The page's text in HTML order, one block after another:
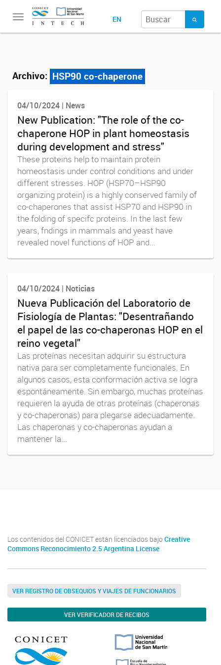
Toggle
EN
Archivo: HSP90 co-chaperone
04/10/2024 | News
New Publication: "The role of the co-
chaperone HOP in plant homeostasis
during development and stress"
These proteins help to maintain protein
homeostasis under control conditions and under
different stresses. HOP (HSP70–HSP90
organizing protein) is a highly conserved family of
co-chaperones that assist HSP70 and HSP90 in
the folding of specifc proteins. In the last few
years, fndings in mammals and yeast have
revealed novel functions of HOP and...
04/10/2024 | Noticias
Nueva Publicación del Laboratorio de
Fisiología de Plantas: "Desentrañando
el papel de las co-chaperonas HOP en el
reino vegetal"
Las proteínas necesitan adquirir su estructura
nativa para ser completamente funcionales. En
algunos casos, esta conformación activa se logra
espontáneamente. Sin embargo, muchas proteínas
requieren la ayuda de otras proteínas (chaperonas
y co-chaperonas) para plegarse adecuadamente.
Las chaperonas y co-chaperonas ayudan a
mantener la...
Los contenidos del CONICET están licenciados bajo Creative
Commons Reconocimiento 2.5 Argentina License
VER REGISTRO DE OBSEQUIOS Y VIAJES DE FUNCIONARIOS
VER VERIFICADOR DE RECIBOS